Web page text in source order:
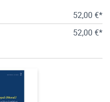
52,00 €*
52,00 €*